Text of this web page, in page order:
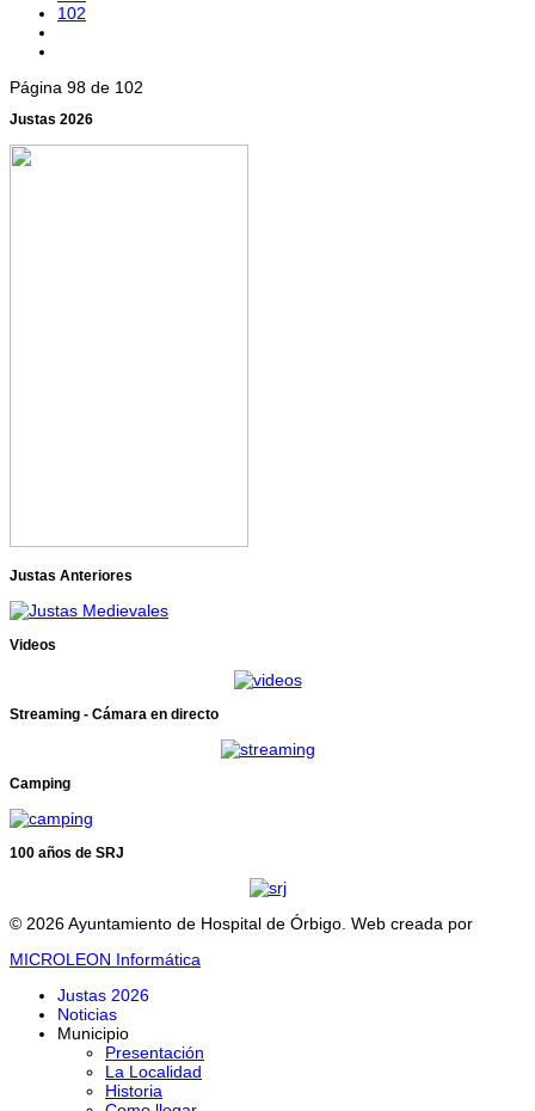
102
Página 98 de 102
Justas 2026
Justas Anteriores
Videos
Streaming - Cámara en directo
Camping
100 años de SRJ
© 2026 Ayuntamiento de Hospital de Órbigo. Web creada por
MICROLEON Informática
Justas 2026
Noticias
Municipio
Presentación
La Localidad
Historia